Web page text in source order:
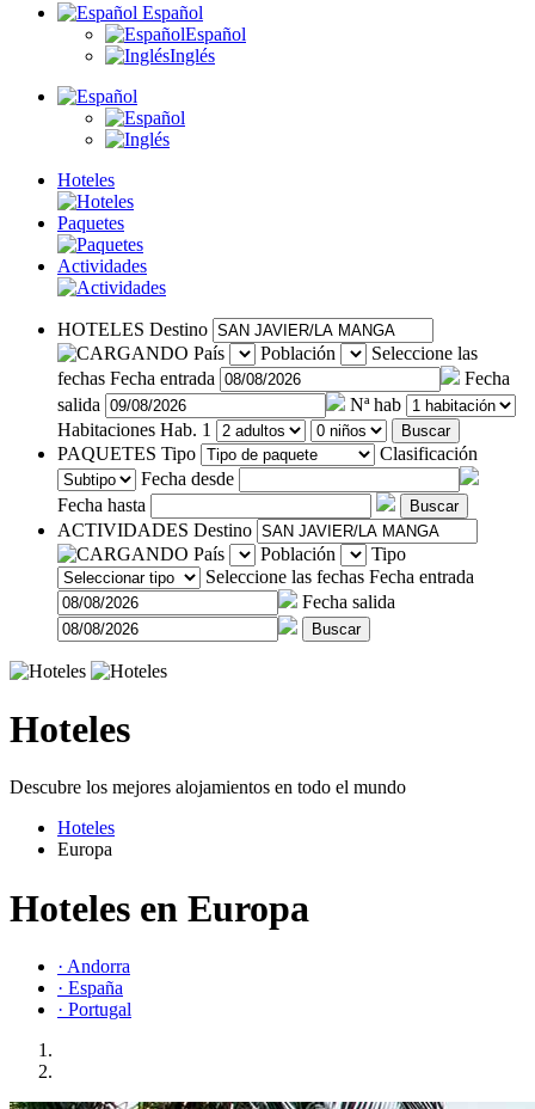
Español
Español
Inglés
Hoteles
Paquetes
Actividades
HOTELES Destino
País
Población
Seleccione las
fechas Fecha entrada
Fecha
salida
Nª hab
Habitaciones Hab. 1 Buscar
PAQUETES Tipo
Clasificación
Fecha desde
Fecha hasta
Buscar
ACTIVIDADES Destino
País
Población
Tipo
Seleccione las fechas Fecha entrada
Fecha salida
Buscar
Hoteles
Descubre los mejores alojamientos en todo el mundo
Hoteles
Europa
Hoteles en Europa
· Andorra
· España
· Portugal